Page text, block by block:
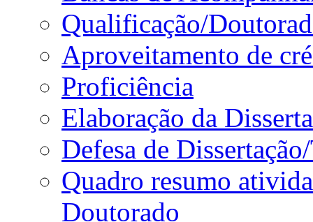
Qualificação/
Aproveitamento de
Proficiência
Elaboração da
Defesa de
Quadro resumo
Doutorado